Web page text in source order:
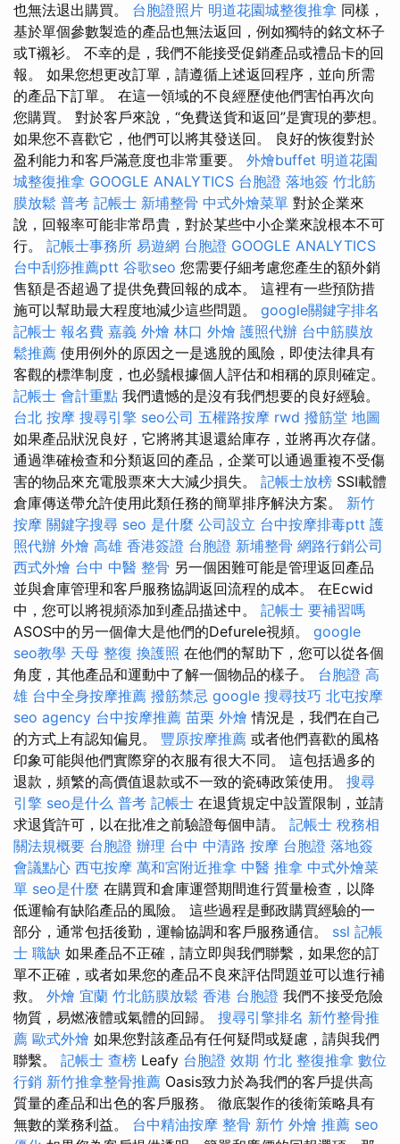
也無法退出購買。 台胞證照片 明道花園城整復推拿 同樣，
基於單個參數製造的產品也無法返回，例如獨特的銘文杯子
或T襯衫。 不幸的是，我們不能接受促銷產品或禮品卡的回
報。 如果您想更改訂單，請遵循上述返回程序，並向所需
的產品下訂單。 在這一領域的不良經歷使他們害怕再次向
您購買。 對於客戶來說，“免費送貨和返回”是實現的夢想。
如果您不喜歡它，他們可以將其發送回。 良好的恢復對於
盈利能力和客戶滿意度也非常重要。 外燴buffet 明道花園
城整復推拿 GOOGLE ANALYTICS 台胞證 落地簽 竹北筋
膜放鬆 普考 記帳士 新埔整骨 中式外燴菜單 對於企業來
說，回報率可能非常昂貴，對於某些中小企業來說根本不可
行。 記帳士事務所 易遊網 台胞證 GOOGLE ANALYTICS
台中刮痧推薦ptt 谷歌seo 您需要仔細考慮您產生的額外銷
售額是否超過了提供免費回報的成本。 這裡有一些預防措
施可以幫助最大程度地減少這些問題。 google關鍵字排名
記帳士 報名費 嘉義 外燴 林口 外燴 護照代辦 台中筋膜放
鬆推薦 使用例外的原因之一是逃脫的風險，即使法律具有
客觀的標準制度，也必鬚根據個人評估和相稱的原則確定。
記帳士 會計重點 我們遺憾的是沒有我們想要的良好經驗。
台北 按摩 搜尋引擎 seo公司 五權路按摩 rwd 撥筋堂 地圖
如果產品狀況良好，它將將其退還給庫存，並將再次存儲。
通過準確檢查和分類返回的產品，企業可以通過重複不受傷
害的物品來充電股票來大大減少損失。 記帳士放榜 SSI載體
倉庫傳送帶允許使用此類任務的簡單排序解決方案。 新竹
按摩 關鍵字搜尋 seo 是什麼 公司設立 台中按摩排毒ptt 護
照代辦 外燴 高雄 香港簽證 台胞證 新埔整骨 網路行銷公司
西式外燴 台中 中醫 整骨 另一個困難可能是管理返回產品
並與倉庫管理和客戶服務協調返回流程的成本。 在Ecwid
中，您可以將視頻添加到產品描述中。 記帳士 要補習嗎
ASOS中的另一個偉大是他們的Defurele視頻。 google
seo教學 天母 整復 換護照 在他們的幫助下，您可以從各個
角度，其他產品和運動中了解一個物品的樣子。 台胞證 高
雄 台中全身按摩推薦 撥筋禁忌 google 搜尋技巧 北屯按摩
seo agency 台中按摩推薦 苗栗 外燴 情況是，我們在自己
的方式上有認知偏見。 豐原按摩推薦 或者他們喜歡的風格
印象可能與他們實際穿的衣服有很大不同。 這包括過多的
退款，頻繁的高價值退款或不一致的瓷磚政策使用。 搜尋
引擎 seo是什么 普考 記帳士 在退貨規定中設置限制，並請
求退貨許可，以在批准之前驗證每個申請。 記帳士 稅務相
關法規概要 台胞證 辦理 台中 中清路 按摩 台胞證 落地簽
會議點心 西屯按摩 萬和宮附近推拿 中醫 推拿 中式外燴菜
單 seo是什麼 在購買和倉庫運營期間進行質量檢查，以降
低運輸有缺陷產品的風險。 這些過程是郵政購買經驗的一
部分，通常包括後勤，運輸協調和客戶服務通信。 ssl 記帳
士 職缺 如果產品不正確，請立即與我們聯繫，如果您的訂
單不正確，或者如果您的產品不良來評估問題並可以進行補
救。 外燴 宜蘭 竹北筋膜放鬆 香港 台胞證 我們不接受危險
物質，易燃液體或氣體的回歸。 搜尋引擎排名 新竹整骨推
薦 歐式外燴 如果您對該產品有任何疑問或疑慮，請與我們
聯繫。 記帳士 查榜 Leafy 台胞證 效期 竹北 整復推拿 數位
行銷 新竹推拿整骨推薦 Oasis致力於為我們的客戶提供高
質量的產品和出色的客戶服務。 徹底製作的後衛策略具有
無數的業務利益。 台中精油按摩 整骨 新竹 外燴 推薦 seo